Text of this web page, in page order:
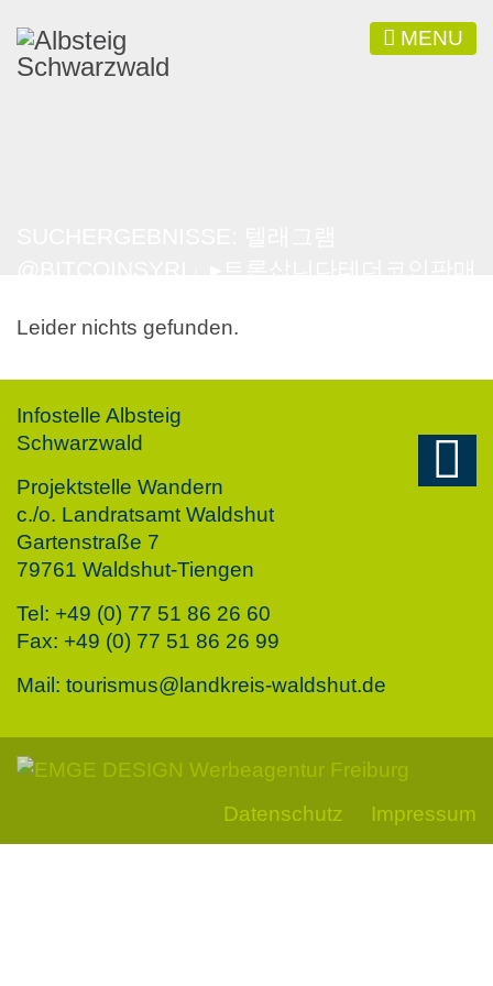
MENU
Leider nichts gefunden.
Infostelle Albsteig
Schwarzwald
Projektstelle Wandern
c./o. Landratsamt Waldshut
Gartenstraße 7
79761 Waldshut-Tiengen
Tel: +49 (0) 77 51 86 26 60
Fax: +49 (0) 77 51 86 26 99
Mail: tourismus@landkreis-waldshut.de
Datenschutz Impressum